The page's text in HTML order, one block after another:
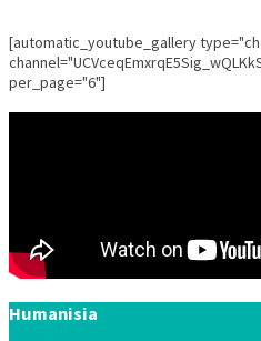
[automatic_youtube_gallery
per_page="6"]
Humanisia